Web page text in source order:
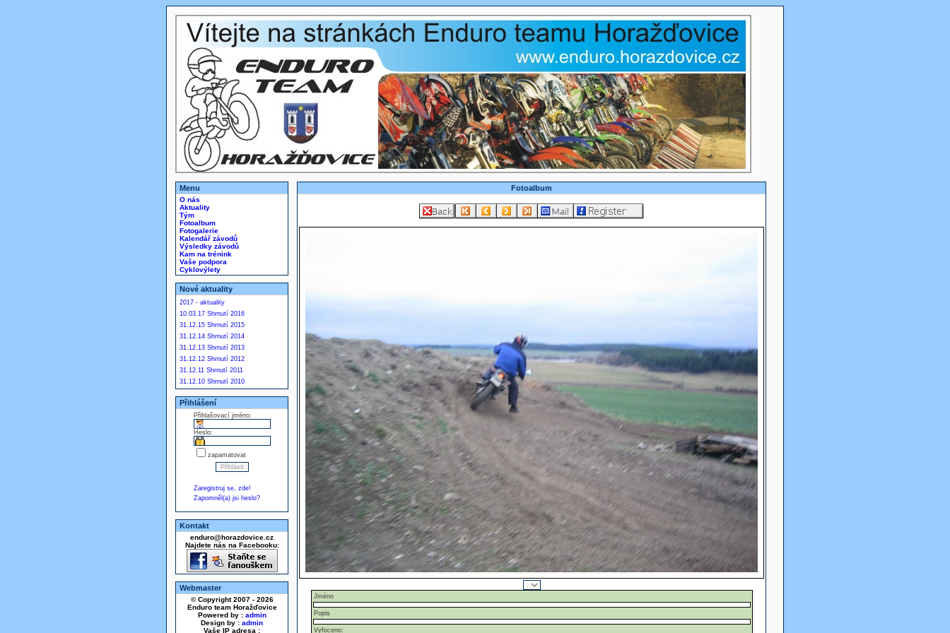
Menu
O nás
Aktuality
Tým
Fotoalbum
Fotogalerie
Kalendář závodů
Výsledky závodů
Kam na trénink
Vaše podpora
Cyklovýlety
Nové aktuality
2017 - aktuality
10.03.17 Shrnutí 2016
31.12.15 Shrnutí 2015
31.12.14 Shrnutí 2014
31.12.13 Shrnutí 2013
31.12.12 Shrnutí 2012
31.12.11 Shrnutí 2011
31.12.10 Shrnutí 2010
Přihlášení
Přihlašovací jméno:
Heslo:
zapamatovat
Zaregistruj se, zde!
Zapomněl(a) jsi heslo?
Kontakt
enduro@horazdovice.cz
Najdete nás na Facebooku:
Webmaster
© Copyright 2007 - 2026
Enduro team Horažďovice
Powered by : admin
Design by : admin
Vaše IP adresa :
Fotoalbum
Jméno
Popis
Vyfoceno: